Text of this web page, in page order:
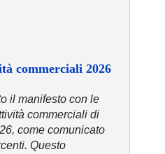
commerciali 2026
il manifesto con le
commerciali di
come comunicato
Questo